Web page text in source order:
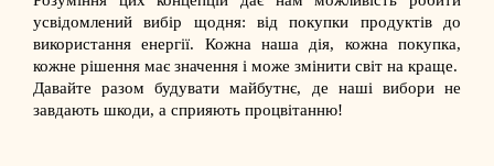
усвідомлений вибір щодня: від покупки продуктів до
використання енергії. Кожна наша дія, кожна покупка,
кожне рішення має значення і може змінити світ на краще.
Давайте разом будувати майбутнє, де наші вибори не
завдають шкоди, а сприяють процвітанню!